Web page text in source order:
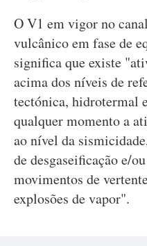
O V1 em vigor no
vulcânico em fase de
significa que existe
acima dos níveis de
tectónica, hidrotermal
qualquer momento a
ao nível da
de desgaseificação e/
movimentos de
explosões de vapor".